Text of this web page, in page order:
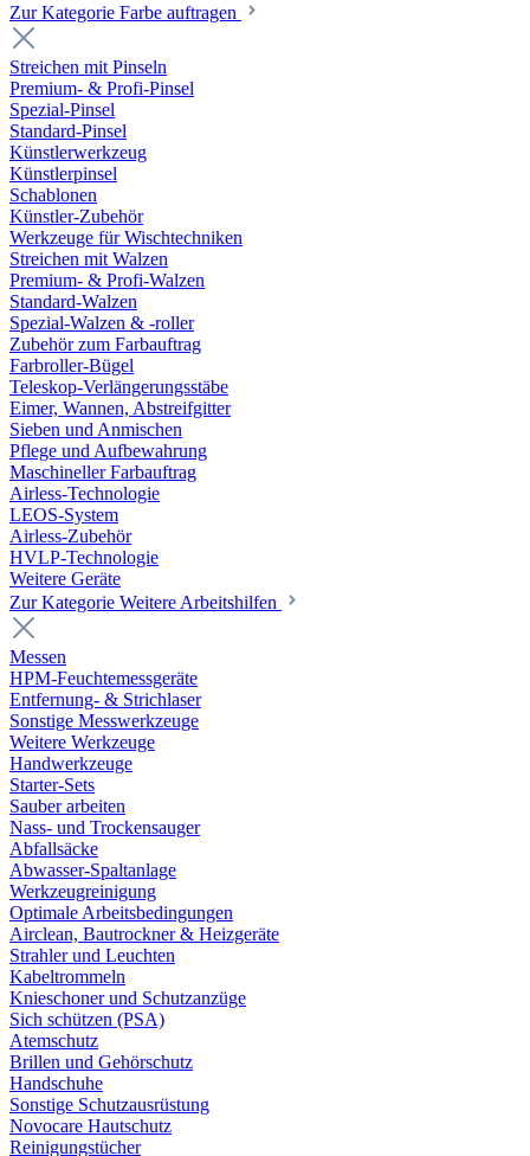
Zur Kategorie Farbe auftragen
Streichen mit Pinseln
Premium- & Profi-Pinsel
Spezial-Pinsel
Standard-Pinsel
Künstlerwerkzeug
Künstlerpinsel
Schablonen
Künstler-Zubehör
Werkzeuge für Wischtechniken
Streichen mit Walzen
Premium- & Profi-Walzen
Standard-Walzen
Spezial-Walzen & -roller
Zubehör zum Farbauftrag
Farbroller-Bügel
Teleskop-Verlängerungsstäbe
Eimer, Wannen, Abstreifgitter
Sieben und Anmischen
Pflege und Aufbewahrung
Maschineller Farbauftrag
Airless-Technologie
LEOS-System
Airless-Zubehör
HVLP-Technologie
Weitere Geräte
Zur Kategorie Weitere Arbeitshilfen
Messen
HPM-Feuchtemessgeräte
Entfernung- & Strichlaser
Sonstige Messwerkzeuge
Weitere Werkzeuge
Handwerkzeuge
Starter-Sets
Sauber arbeiten
Nass- und Trockensauger
Abfallsäcke
Abwasser-Spaltanlage
Werkzeugreinigung
Optimale Arbeitsbedingungen
Airclean, Bautrockner & Heizgeräte
Strahler und Leuchten
Kabeltrommeln
Knieschoner und Schutzanzüge
Sich schützen (PSA)
Atemschutz
Brillen und Gehörschutz
Handschuhe
Sonstige Schutzausrüstung
Novocare Hautschutz
Reinigungstücher